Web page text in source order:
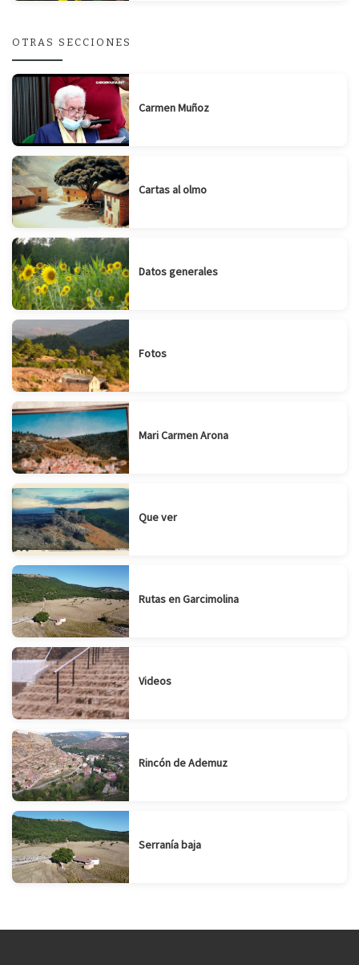
OTRAS SECCIONES
Carmen Muñoz
Cartas al olmo
Datos generales
Fotos
Mari Carmen Arona
Que ver
Rutas en Garcimolina
Videos
Rincón de Ademuz
Serranía baja